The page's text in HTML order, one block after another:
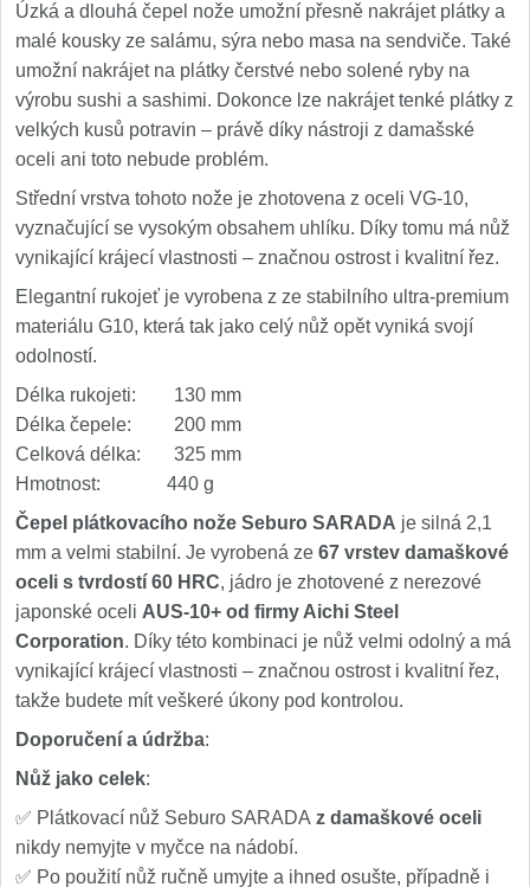
Úzká a dlouhá čepel nože umožní přesně nakrájet plátky a
malé kousky ze salámu, sýra nebo masa na sendviče. Také
umožní nakrájet na plátky čerstvé nebo solené ryby na
výrobu sushi a sashimi. Dokonce lze nakrájet tenké plátky z
velkých kusů potravin – právě díky nástroji z damašské
oceli ani toto nebude problém.
Střední vrstva tohoto nože je zhotovena z oceli VG-10,
vyznačující se vysokým obsahem uhlíku. Díky tomu má nůž
vynikající krájecí vlastnosti – značnou ostrost i kvalitní řez.
Elegantní rukojeť je vyrobena z ze stabilního ultra-premium
materiálu G10, která tak jako celý nůž opět vyniká svojí
odolností.
Délka rukojeti: 130 mm
Délka čepele: 200 mm
Celková délka: 325 mm
Hmotnost: 440 g
Čepel plátkovacího nože Seburo SARADA je silná 2,1
mm a velmi stabilní. Je vyrobená ze 67 vrstev damaškové
oceli s tvrdostí 60 HRC, jádro je zhotovené z nerezové
japonské oceli AUS-10+ od firmy Aichi Steel
Corporation. Díky této kombinaci je nůž velmi odolný a má
vynikající krájecí vlastnosti – značnou ostrost i kvalitní řez,
takže budete mít veškeré úkony pod kontrolou.
Doporučení a údržba:
Nůž jako celek:
✅ Plátkovací nůž Seburo SARADA z damaškové oceli
nikdy nemyjte v myčce na nádobí.
✅ Po použití nůž ručně umyjte a ihned osušte, případně i